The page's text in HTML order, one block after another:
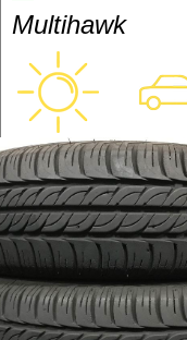
Multihawk